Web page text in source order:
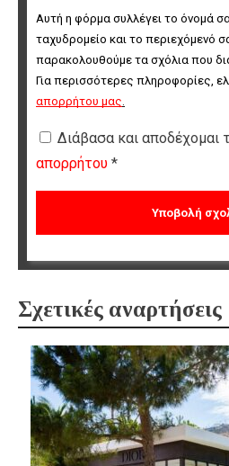
Αυτή η φόρμα συλλέγει το όνομά
ταχυδρομείο και το περιεχόμενό
παρακολουθούμε τα σχόλια που
Για περισσότερες πληροφορίες,
απορρήτου μας
Διάβασα και αποδέχομαι
απορρήτου *
Σχετικές αναρτήσεις